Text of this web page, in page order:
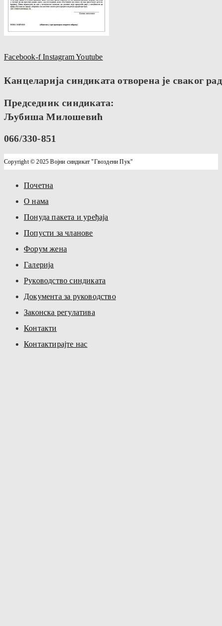
Facebook-f InstagramYoutube
Канцеларија синдиката отворена је сваког
Председник синдиката:
Љубиша Милошевић
066/330-851
Copyright © 2025 Војни синдикат "Гвоздени Пук"
Почетна
О нама
Понуда пакета и уређаја
Попусти за чланове
Форум жена
Галерија
Руководство синдиката
Документа за руководство
Законска регулатива
Контакти
Контактирајте нас